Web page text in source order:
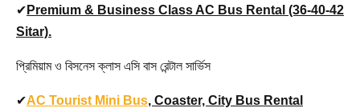
✔ Premium & Business Class AC Bus Rental (36-40-42
Sitar).
প্রিমিয়াম ও বিসনেস ক্লাস এসি বাস রেন্টাল সার্ভিস
✔AC Tourist Mini Bus, Coaster, City Bus Rental